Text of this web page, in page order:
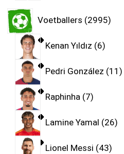
Voetballers 2995
Kenan Yıldız 6
Pedri González 11
Raphinha 7
Lamine Yamal 26
Lionel Messi 43